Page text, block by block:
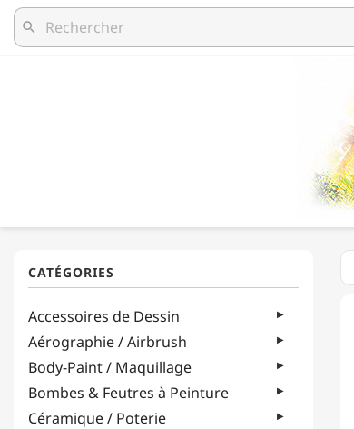
search
Accessoires de Dessin
Aérographie / Airbrush
Body-Paint / Maquillage
Bombes & Feutres à Peinture
Céramique / Poterie